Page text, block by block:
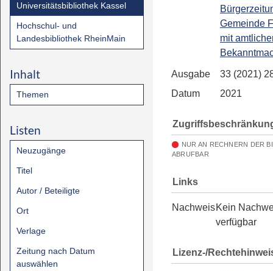
Universitätsbibliothek Kassel
Hochschul- und
Landesbibliothek RheinMain
Inhalt
Themen
Listen
Neuzugänge
Titel
Autor / Beteiligte
Ort
Verlage
Zeitung nach Datum
auswählen
Gemeinde
mit
Ausgabe
33 (2021)
Datum
2021
NUR AN RECHNERN DER
ABRUFBAR
Links
NachweisKein
verfügbar
Lizenz-/